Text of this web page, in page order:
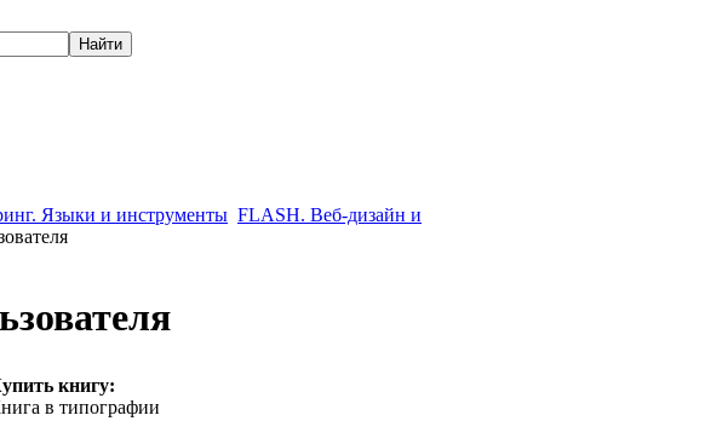
Языки и инструменты FLASH. Веб-дизайн и
книгу:
в типографии